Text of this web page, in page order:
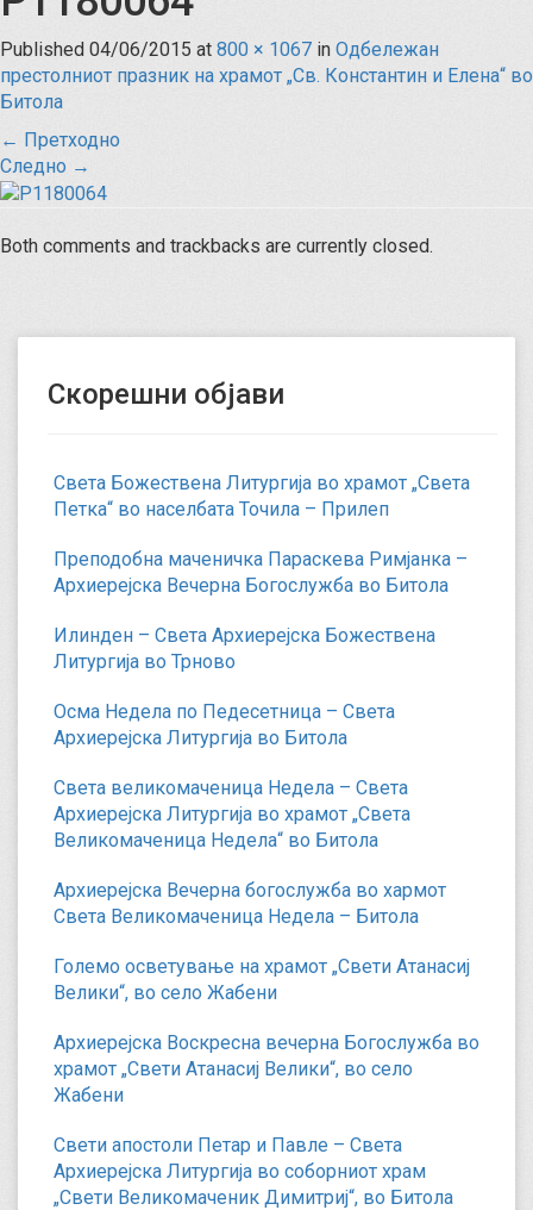
Published 04/06/2015 at 800 × 1067 in Одбележан
престолниот празник на храмот „Св. Константин и Елена“ во
Битола
← Претходно
Следно →
Both comments and trackbacks are currently closed.
Скорешни објави
Света Божествена Литургија во храмот „Света
Петка“ во населбата Точила – Прилеп
Преподобна маченичка Параскева Римјанка –
Архиерејска Вечерна Богослужба во Битола
Илинден – Света Архиерејска Божествена
Литургија во Трново
Осма Недела по Педесетница – Света
Архиерејска Литургија во Битола
Света великомаченица Недела – Света
Архиерејска Литургија во храмот „Света
Великомаченица Недела“ во Битола
Архиерејска Вечерна богослужба во хармот
Света Великомаченица Недела – Битола
Големо осветување на храмот „Свети Атанасиј
Велики“, во село Жабени
Архиерејска Воскресна вечерна Богослужба во
храмот „Свети Атанасиј Велики“, во село
Жабени
Свети апостоли Петар и Павле – Света
Архиерејска Литургија во соборниот храм
„Свети Великомаченик Димитриј“, во Битола